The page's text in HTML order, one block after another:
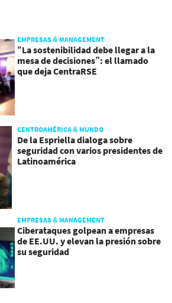
EMPRESAS & MANAGEMENT
“La sostenibilidad debe llegar a la
mesa de decisiones”: el llamado
que deja CentraRSE
CENTROAMÉRICA & MUNDO
De la Espriella dialoga sobre
seguridad con varios presidentes de
Latinoamérica
EMPRESAS & MANAGEMENT
Ciberataques golpean a empresas
de EE.UU. y elevan la presión sobre
su seguridad